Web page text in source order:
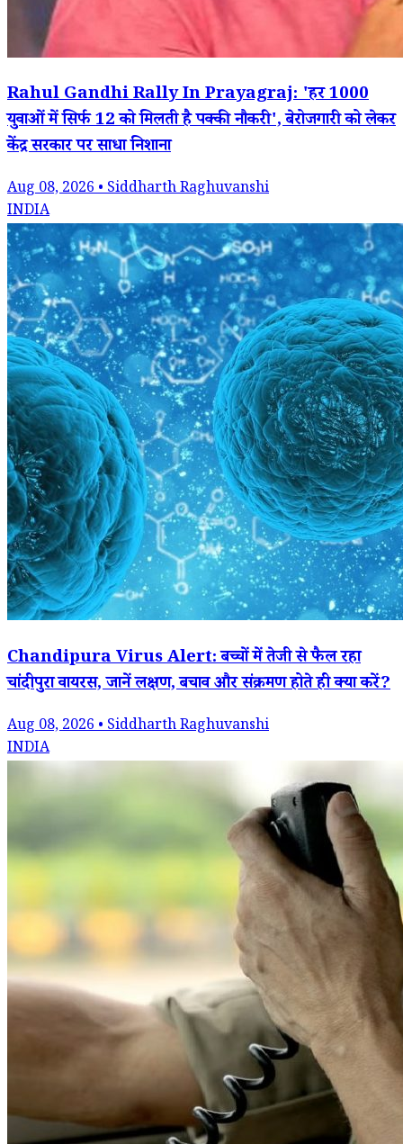
Rahul Gandhi Rally In Prayagraj: 'हर 1000
युवाओं में सिर्फ 12 को मिलती है पक्की नौकरी', बेरोजगारी को लेकर
केंद्र सरकार पर साधा निशाना
Aug 08, 2026 • Siddharth Raghuvanshi
INDIA
Chandipura Virus Alert: बच्चों में तेजी से फैल रहा
चांदीपुरा वायरस, जानें लक्षण, बचाव और संक्रमण होते ही क्या करें?
Aug 08, 2026 • Siddharth Raghuvanshi
INDIA